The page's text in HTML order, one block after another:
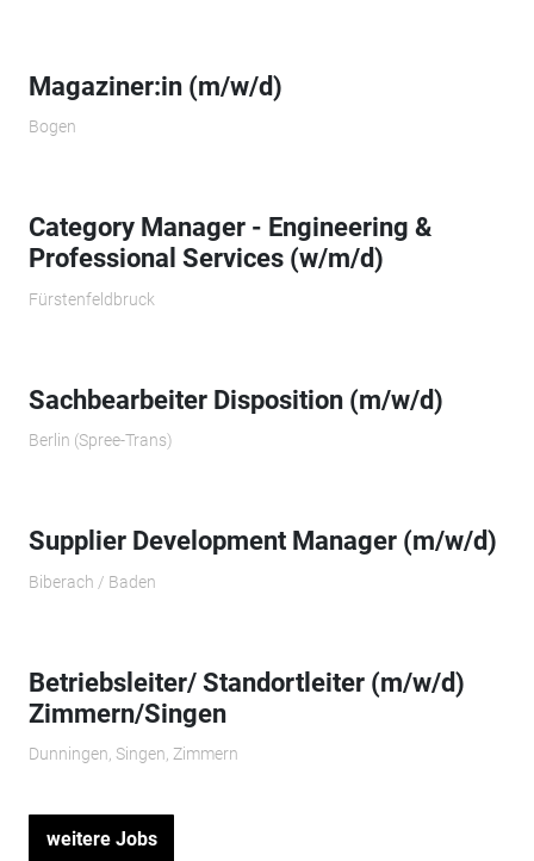
Magaziner:in (m/w/d)
Bogen
Category Manager - Engineering &
Professional Services (w/m/d)
Fürstenfeldbruck
Sachbearbeiter Disposition (m/w/d)
Berlin (Spree-Trans)
Supplier Development Manager (m/w/d)
Biberach / Baden
Betriebsleiter/ Standortleiter (m/w/d)
Zimmern/Singen
Dunningen, Singen, Zimmern
weitere Jobs